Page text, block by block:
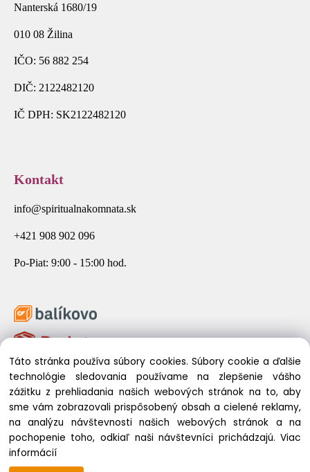
Nanterská 1680/19
010 08 Žilina
IČO: 56 882 254
DIČ: 2122482120
IČ DPH: SK2122482120
Kontakt
info@spiritualnakomnata.sk
+421 908 902 096
Po-Piat: 9:00 - 15:00 hod.
© 2026 Spirituálna Komnata. Všetky práva vyhradené.
Táto stránka používa súbory cookies. Súbory cookie a ďalšie
technológie sledovania používame na zlepšenie vášho
zážitku z prehliadania našich webových stránok na to, aby
sme vám zobrazovali prispôsobený obsah a cielené reklamy,
na analýzu návštevnosti našich webových stránok a na
pochopenie toho, odkiaľ naši návštevníci prichádzajú.Viac
informácií